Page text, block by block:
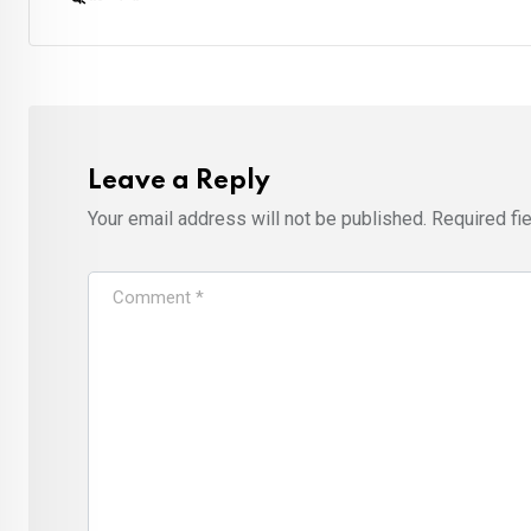
Leave a Reply
Your email address will not be published. Required